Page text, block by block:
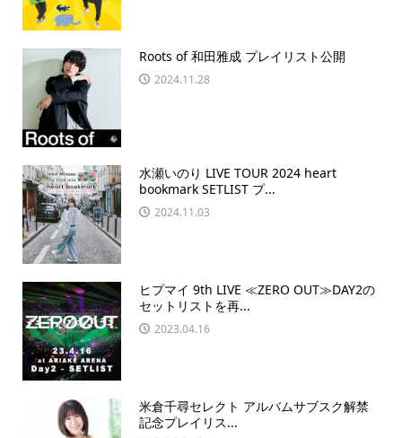
Roots of 和田雅成 プレイリスト公開
2024.11.28
水瀬いのり LIVE TOUR 2024 heart
bookmark SETLIST プ...
2024.11.03
ヒプマイ 9th LIVE ≪ZERO OUT≫DAY2の
セットリストを再...
2023.04.16
米倉千尋セレクト アルバムサブスク解禁
記念プレイリス...